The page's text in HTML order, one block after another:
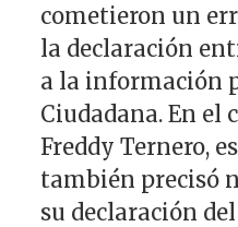
cometieron un
la declaración
a la información
Ciudadana. En el
Freddy Ternero,
también precisó
su declaración